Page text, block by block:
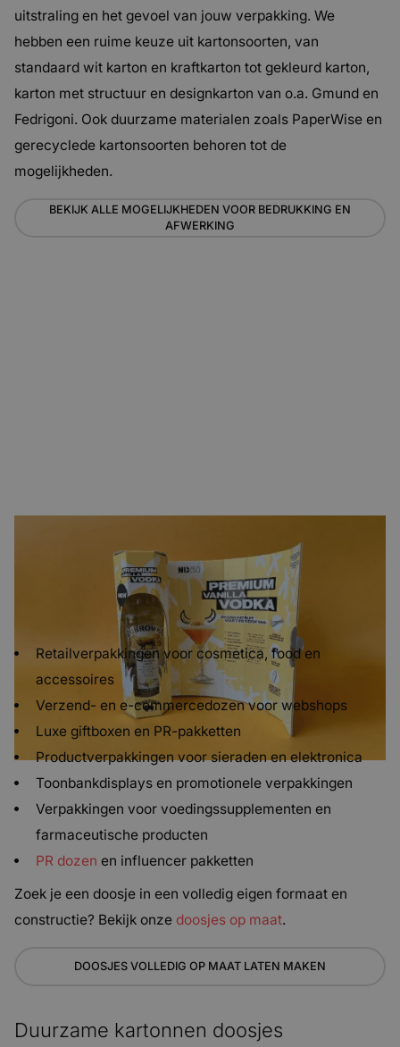
uitstraling en het gevoel van jouw verpakking. We
hebben een ruime keuze uit kartonsoorten, van
standaard wit karton en kraftkarton tot gekleurd karton,
karton met structuur en designkarton van o.a. Gmund en
Fedrigoni. Ook duurzame materialen zoals PaperWise en
gerecyclede kartonsoorten behoren tot de
mogelijkheden.
BEKIJK ALLE MOGELIJKHEDEN VOOR BEDRUKKING EN
AFWERKING
Waarvoor worden kartonnen doosjes
Kartonnen verpakkingen worden ingezet voor vrijwel elk
type product en toepassing:
Retailverpakkingen voor cosmetica, food en
accessoires
Verzend- en e-commercedozen voor webshops
Luxe giftboxen en PR-pakketten
Productverpakkingen voor sieraden en elektronica
Toonbankdisplays en promotionele verpakkingen
Verpakkingen voor voedingssupplementen en
farmaceutische producten
PR dozen en influencer pakketten
Zoek je een doosje in een volledig eigen formaat en
constructie? Bekijk onze doosjes op maat.
DOOSJES VOLLEDIG OP MAAT LATEN MAKEN
Duurzame kartonnen doosjes